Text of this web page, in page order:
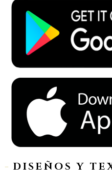
DISEÑOS Y